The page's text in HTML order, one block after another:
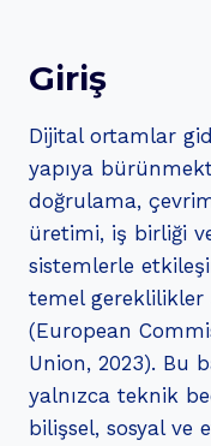
Giriş
Dijital ortamlar
yapıya
doğrulama,
üretimi, iş birliği
sistemlerle
temel gereklilikler
(European
Union, 2023). Bu
yalnızca teknik
bilişsel, sosyal ve